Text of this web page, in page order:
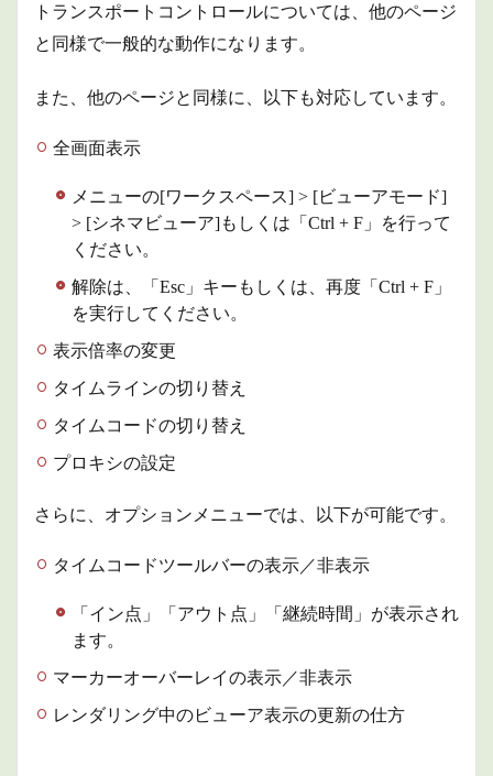
トランスポートコントロールについては、他のページ
と同様で一般的な動作になります。
また、他のページと同様に、以下も対応しています。
全画面表示
メニューの[ワークスペース] > [ビューアモード]
> [シネマビューア]もしくは「Ctrl + F」を行って
ください。
解除は、「Esc」キーもしくは、再度「Ctrl + F」
を実行してください。
表示倍率の変更
タイムラインの切り替え
タイムコードの切り替え
プロキシの設定
さらに、オプションメニューでは、以下が可能です。
タイムコードツールバーの表示／非表示
「イン点」「アウト点」「継続時間」が表示され
ます。
マーカーオーバーレイの表示／非表示
レンダリング中のビューア表示の更新の仕方